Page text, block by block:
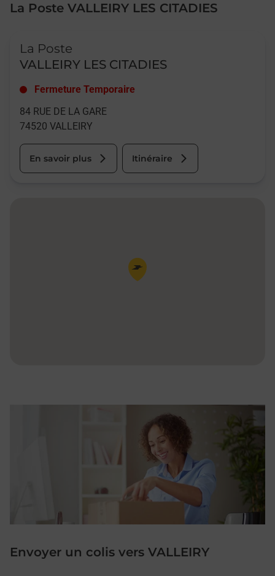
La Poste VALLEIRY LES CITADIES
La Poste
VALLEIRY LES CITADIES
Fermeture Temporaire
84 RUE DE LA GARE
74520 VALLEIRY
En savoir plus Itinéraire
Pin de la carte
Envoyer un colis vers VALLEIRY